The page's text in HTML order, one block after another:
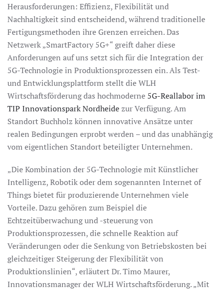
Herausforderungen: Effizienz, Flexibilität und
Nachhaltigkeit sind entscheidend, während traditionelle
Fertigungsmethoden ihre Grenzen erreichen. Das
Netzwerk „SmartFactory 5G+“ greift daher diese
Anforderungen auf uns setzt sich für die Integration der
5G-Technologie in Produktionsprozessen ein. Als Test-
und Entwicklungsplattform stellt die WLH
Wirtschaftsförderung das hochmoderne 5G-Reallabor im
TIP Innovationspark Nordheidezur Verfügung. Am
Standort Buchholz können innovative Ansätze unter
realen Bedingungen erprobt werden – und das unabhängig
vom eigentlichen Standort beteiligter Unternehmen.
„Die Kombination der 5G-Technologie mit Künstlicher
Intelligenz, Robotik oder dem sogenannten Internet of
Things bietet für produzierende Unternehmen viele
Vorteile. Dazu gehören zum Beispiel die
Echtzeitüberwachung und -steuerung von
Produktionsprozessen, die schnelle Reaktion auf
Veränderungen oder die Senkung von Betriebskosten bei
gleichzeitiger Steigerung der Flexibilität von
Produktionslinien“, erläutert Dr. Timo Maurer,
Innovationsmanager der WLH Wirtschaftsförderung. „Mit